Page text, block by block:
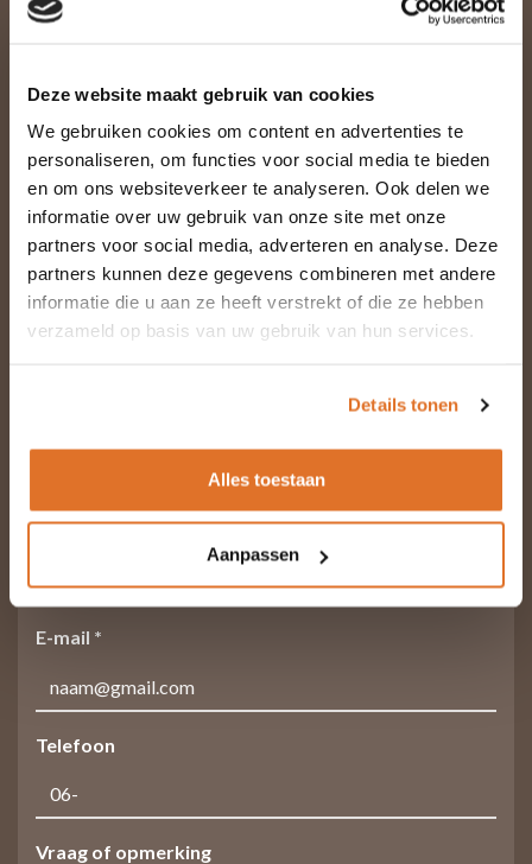
Deze website maakt gebruik van cookies
We gebruiken cookies om content en advertenties te
personaliseren, om functies voor social media te bieden
en om ons websiteverkeer te analyseren. Ook delen we
informatie over uw gebruik van onze site met onze
partners voor social media, adverteren en analyse. Deze
partners kunnen deze gegevens combineren met andere
informatie die u aan ze heeft verstrekt of die ze hebben
verzameld op basis van uw gebruik van hun services.
Details tonen
Alles toestaan
Aanpassen
bij uw keuze?
Heeft u een vraag? Laat uw gegevens achter
en we reageren binnen één werkdag. Wilt u
graag telefonisch advies? Bel ons: 085 30 10
266
Naam *
E-mail *
Telefoon
Vraag of opmerking